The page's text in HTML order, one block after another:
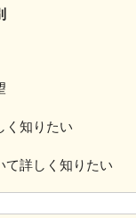
く知りたい
て詳しく知りたい